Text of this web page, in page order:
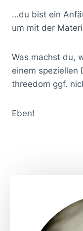
…du bist ein
um mit der
Was machst du,
einem speziellen
threedom ggf.
Eben!